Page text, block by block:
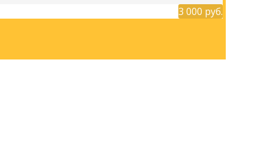
3 000 руб.